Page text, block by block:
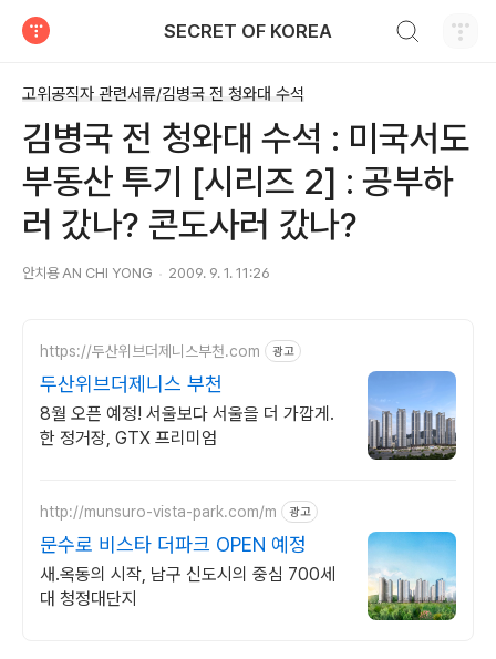
SECRET OF KOREA
고위공직자 관련서류/김병국 전 청와대 수석
김병국 전 청와대 수석 : 미국서도
부동산 투기 [시리즈 2] : 공부하
러 갔나? 콘도사러 갔나?
안치용 AN CHI YONG 2009. 9. 1. 11:26
https://두산위브더제니스부천.com 광고
두산위브더제니스 부천
8월 오픈 예정! 서울보다 서울을 더 가깝게.
한 정거장, GTX 프리미엄
http://munsuro-vista-park.com/m 광고
문수로 비스타 더파크 OPEN 예정
새.옥동의 시작, 남구 신도시의 중심 700세
대 청정대단지